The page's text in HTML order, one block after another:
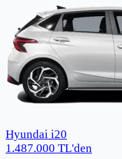
Hyundai i20
1.487.000 TL'den